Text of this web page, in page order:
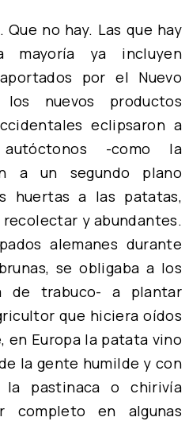
no hay. Las que hay
mayoría ya incluyen
por el Nuevo
nuevos productos
eclipsaron a
-como la
a un segundo plano
huertas a las patatas,
y abundantes.
alemanes durante
se obligaba a los
de trabuco- a plantar
que hiciera oídos
en Europa la patata vino
la gente humilde y con
pastinaca o chirivía
completo en algunas